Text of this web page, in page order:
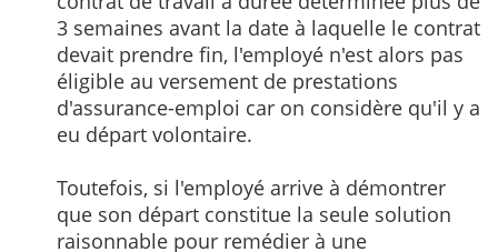
3 semaines avant la date à laquelle le contrat
devait prendre fin, l'employé n'est alors pas
éligible au versement de prestations
d'assurance-emploi car on considère qu'il y a
eu départ volontaire.
Toutefois, si l'employé arrive à démontrer
que son départ constitue la seule solution
raisonnable pour remédier à une